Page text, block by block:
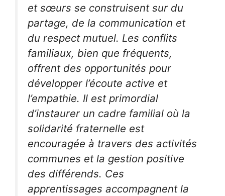
et sœurs se construisent sur du
partage, de la communication et
du respect mutuel. Les conflits
familiaux, bien que fréquents,
offrent des opportunités pour
développer l’écoute active et
l’empathie. Il est primordial
d’instaurer un cadre familial où la
solidarité fraternelle est
encouragée à travers des activités
communes et la gestion positive
des différends. Ces
apprentissages accompagnent la